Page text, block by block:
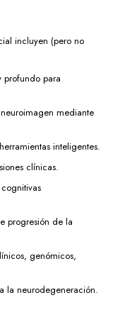
incluyen (pero no
profundo para
mediante
inteligentes.
clínicas.
progresión de la
genómicos,
la neurodegeneración.